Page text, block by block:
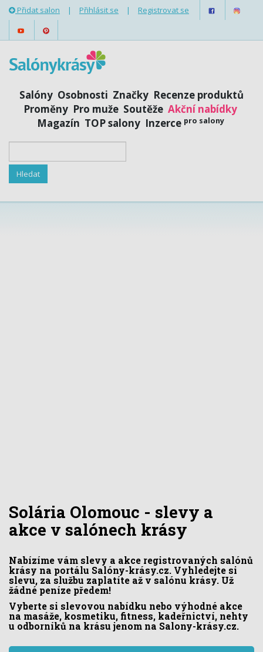
Přidat salon | Přihlásit se | Registrovat se
Salóny Osobnosti Značky Recenze produktů
Proměny Pro muže Soutěže Akční nabídky
Magazín TOP salony Inzerce pro salony
Solária Olomouc - slevy a
akce v salónech krásy
Nabízíme vám slevy a akce registrovaných salónů
krásy na portálu Salóny-krásy.cz. Vyhledejte si
slevu, za službu zaplatíte až v salónu krásy. Už
žádné peníze předem!
Vyberte si slevovou nabídku nebo výhodné akce
na masáže, kosmetiku, fitness, kadeřnictví, nehty
u odborníků na krásu jenom na Salony-krásy.cz.